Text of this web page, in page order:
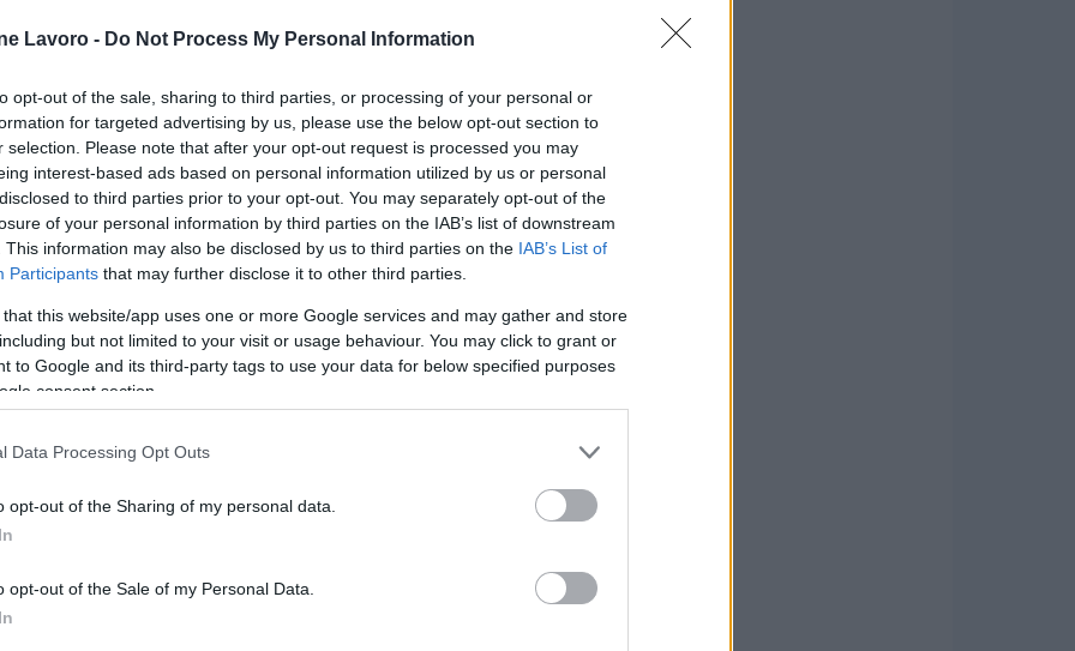
Lavoro - Do Not Process My Personal Information
opt-out of the sale, sharing to third parties, or processing of your personal or
for targeted advertising by us, please use the below opt-out section to
selection. Please note that after your opt-out request is processed you may
interest-based ads based on personal information utilized by us or personal
to third parties prior to your opt-out. You may separately opt-out of the
of your personal information by third parties on the IAB’s list of downstream
This information may also be disclosed by us to third parties on the IAB’s List of
Participants that may further disclose it to other third parties.
that this website/app uses one or more Google services and may gather and store
but not limited to your visit or usage behaviour. You may click to grant or
to Google and its third-party tags to use your data for below specified purposes
consent section.
Data Processing Opt Outs
opt-out of the Sharing of my personal data.
opt-out of the Sale of my Personal Data.
della
19 della L. 203/2026 che ha
Le precisazioni riguardano l’accesso alla
di lavoro e le modalità di segnalazione nel